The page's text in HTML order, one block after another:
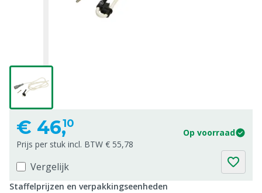
€ 46,10
Op voorraad
Prijs per stuk incl. BTW € 55,78
Vergelijk
Staffelprijzen en verpakkingseenheden